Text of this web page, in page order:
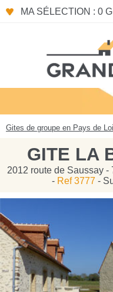
MA SÉLECTION : 0
Gites de groupe en Pays de
GITE LA
2012 route de Saussay -
- Ref 3777 -
Panneau de gestion des